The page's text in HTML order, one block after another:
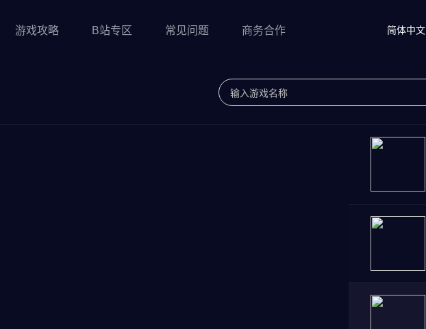
游戏攻略 B站专区 常见问题 商务合作 简体中文